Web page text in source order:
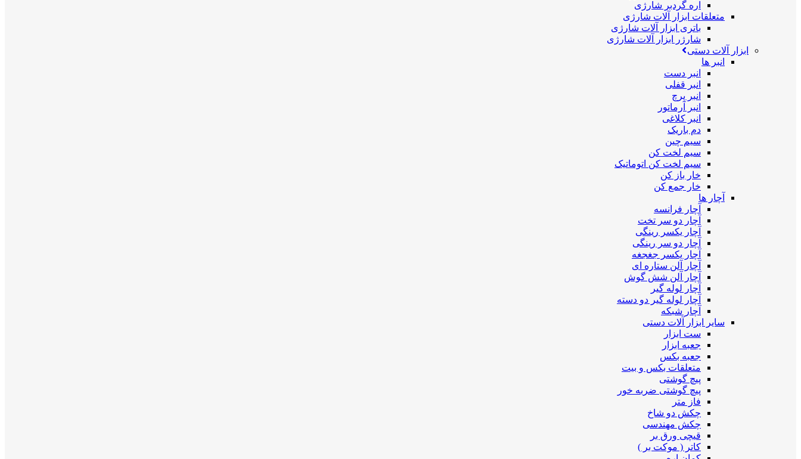
اره گردبر شارژی
متعلقات ابزار آلات شارژی
باتری ابزار آلات شارژی
شارژر ابزار آلات شارژی
ابزار آلات دستی
انبر ها
انبر دست
انبر قفلی
انبر پرچ
انبر آرماتور
انبر کلاغی
دم باریک
سیم چین
سیم لخت کن
سیم لخت کن اتوماتیک
خار باز کن
خار جمع کن
آچار ها
آچار فرانسه
آچار دو سر تخت
آچار یکسر رینگی
آچار دو سر رینگی
آچار یکسر جغجغه
آچار آلن ستاره ای
آچار آلن شش گوش
آچار لوله گیر
آچار لوله گیر دو دسته
آچار شبکه
سایر ابزار آلات دستی
ست ابزار
جعبه ابزار
جعبه بکس
متعلقات بکس و بیت
پیچ گوشتی
پیچ گوشتی ضربه خور
فاز متر
چکش دو شاخ
چکش مهندسی
قیچی ورق بر
کاتر ( موکت بر )